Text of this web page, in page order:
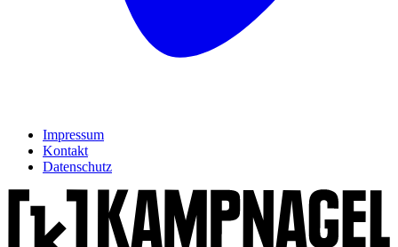
Impressum
Kontakt
Datenschutz